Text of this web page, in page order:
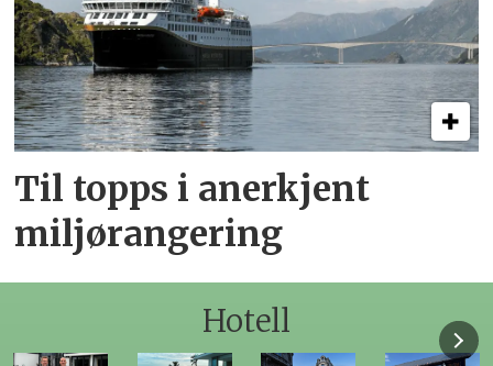
Til topps i anerkjent
miljørangering
Hotell